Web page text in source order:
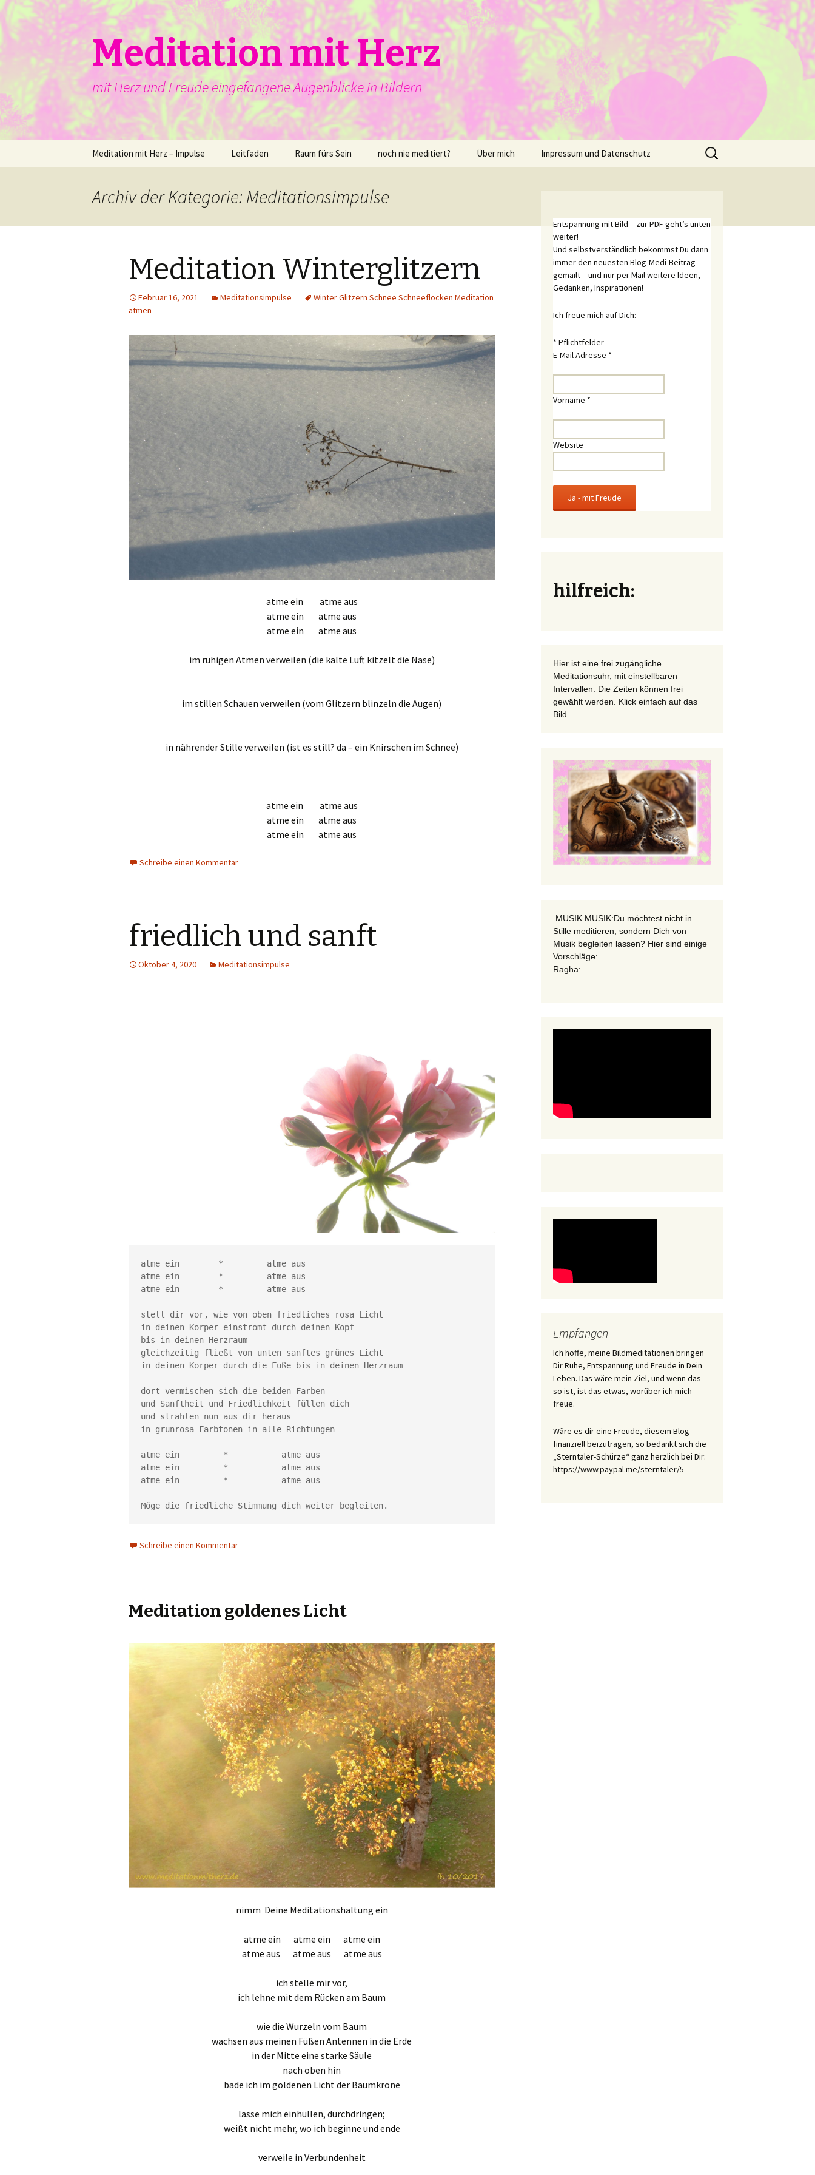
Meditation mit Herz
mit Herz und Freude eingefangene Augenblicke in Bildern
Meditation mit Herz – Impulse Leitfaden Raum fürs Sein noch nie meditiert? Über mich Impressum und Datenschutz
Suche
nach:
Archiv der Kategorie: Meditationsimpulse
Meditation Winterglitzern
Februar 16, 2021 Meditationsimpulse
Winter Glitzern Schnee Schneeflocken Meditation
atmen
atme ein atme aus
atme ein atme aus
atme ein atme aus
im ruhigen Atmen verweilen (die kalte Luft kitzelt die Nase)
im stillen Schauen verweilen (vom Glitzern blinzeln die Augen)
in nährender Stille verweilen (ist es still? da – ein Knirschen im Schnee)
atme ein atme aus
atme ein atme aus
atme ein atme aus
Schreibe einen Kommentar
friedlich und sanft
Oktober 4, 2020 Meditationsimpulse
atme ein        *         atme aus
atme ein        *         atme aus
atme ein        *         atme aus
stell dir vor, wie von oben friedliches rosa Licht
in deinen Körper einströmt durch deinen Kopf
bis in deinen Herzraum
gleichzeitig fließt von unten sanftes grünes Licht
in deinen Körper durch die Füße bis in deinen Herzraum
dort vermischen sich die beiden Farben
und Sanftheit und Friedlichkeit füllen dich
und strahlen nun aus dir heraus
in grünrosa Farbtönen in alle Richtungen
atme ein         *           atme aus
atme ein         *           atme aus
atme ein         *           atme aus
Möge die friedliche Stimmung dich weiter begleiten.
Schreibe einen Kommentar
Meditation goldenes Licht
nimm Deine Meditationshaltung ein
atme ein atme ein atme ein
atme aus atme aus atme aus
ich stelle mir vor,
ich lehne mit dem Rücken am Baum
wie die Wurzeln vom Baum
wachsen aus meinen Füßen Antennen in die Erde
in der Mitte eine starke Säule
nach oben hin
bade ich im goldenen Licht der Baumkrone
lasse mich einhüllen, durchdringen;
weißt nicht mehr, wo ich beginne und ende
verweile in Verbundenheit
Entspannung mit Bild – zur PDF geht’s unten
weiter!
Und selbstverständlich bekommst Du dann
immer den neuesten Blog-Medi-Beitrag
gemailt – und nur per Mail weitere Ideen,
Gedanken, Inspirationen!
Ich freue mich auf Dich:
* Pflichtfelder
E-Mail Adresse *
Vorname *
Website
hilfreich:
Hier ist eine frei zugängliche
Meditationsuhr, mit einstellbaren
Intervallen. Die Zeiten können frei
gewählt werden. Klick einfach auf das
Bild.
MUSIK MUSIK:Du möchtest nicht in
Stille meditieren, sondern Dich von
Musik begleiten lassen? Hier sind einige
Vorschläge:
Ragha:
Empfangen
Ich hoffe, meine Bildmeditationen bringen
Dir Ruhe, Entspannung und Freude in Dein
Leben. Das wäre mein Ziel, und wenn das
so ist, ist das etwas, worüber ich mich
freue.
Wäre es dir eine Freude, diesem Blog
finanziell beizutragen, so bedankt sich die
„Sterntaler-Schürze“ ganz herzlich bei Dir:
https://www.paypal.me/sterntaler/5